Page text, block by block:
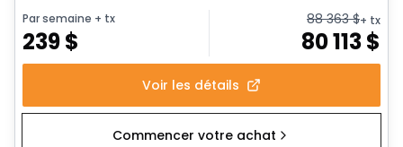
Par semaine + tx
239$
88 363$+ tx
80 113$
Voir les détails
Commencer votre achat